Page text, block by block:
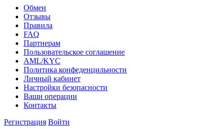
Обмен
Отзывы
Правила
FAQ
Партнерам
Пользовательское соглашение
AML/KYC
Политика конфеденцильности
Личный кабинет
Настройки безопасности
Ваши операции
Контакты
Регистрация Войти